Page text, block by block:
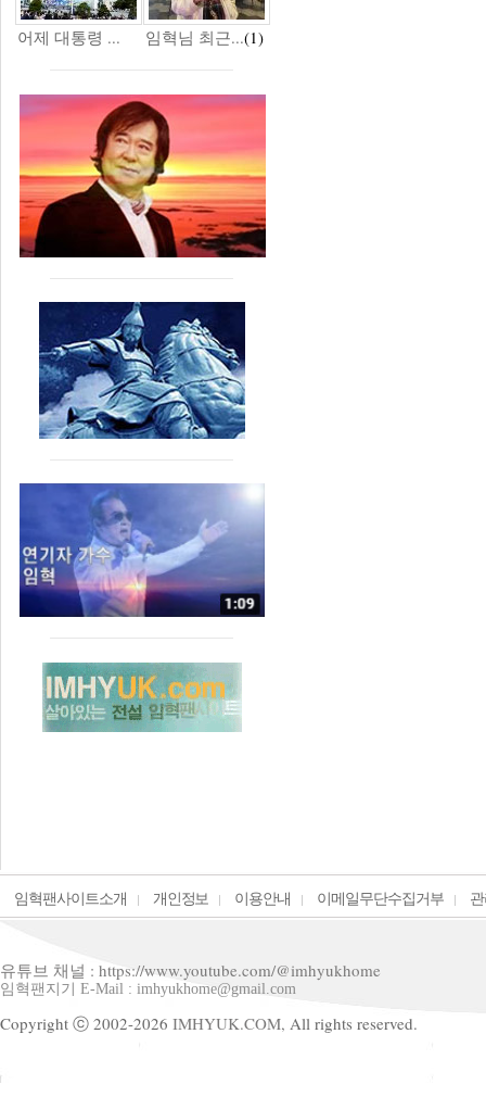
어제 대통령 ... 임혁님 최근...(1)
임혁팬사이트소개 개인정보 이용안내 이메일무단수집거부
유튜브 채널 : https://www.youtube.com/@imhyukhome
임혁팬지기 E-Mail : imhyukhome@gmail.com
Copyright ⓒ 2002-2026 IMHYUK.COM, All rights reserved.